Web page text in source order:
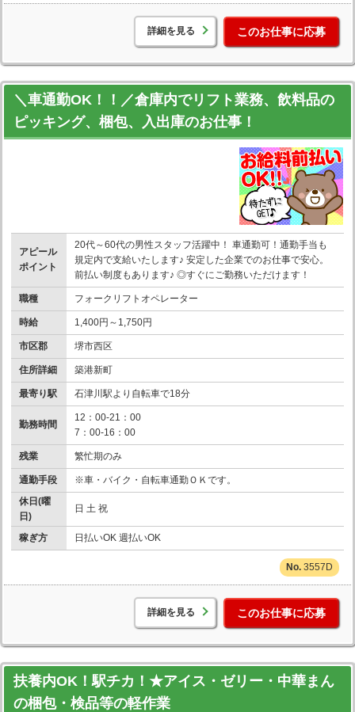
詳細を見る このお仕事に応募
＼車通勤OK！！／倉庫内でリフト業務、飲料品の
ピッキング、梱包、入出庫のお仕事！
アピール
ポイント
20代～60代の男性スタッフ活躍中！ 車通勤可！通勤手当も
規定内で支給いたします♪ 安定した企業でのお仕事で安心。
前払い制度もあります♪ ◎すぐにご勤務いただけます！
職種 フォークリフトオペレーター
時給 1,400円～1,750円
市区郡 堺市西区
住所詳細 築港新町
最寄り駅 石津川駅より自転車で18分
勤務時間
12：00-21：00
7：00-16：00
残業 繁忙期のみ
通勤手段
※車・バイク・自転車通勤ＯＫです。
休日(曜
日)
日 土 祝
稼ぎ方 日払いOK 週払いOK
3557D
詳細を見る このお仕事に応募
扶養内OK！駅チカ！★アイス・ゼリー・中華まん
の梱包・検品等の軽作業